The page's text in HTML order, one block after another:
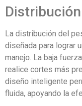
La distribución del
diseñada para lograr
manejo. La baja
realice cortes más
diseño inteligente
fluida, apoyando la